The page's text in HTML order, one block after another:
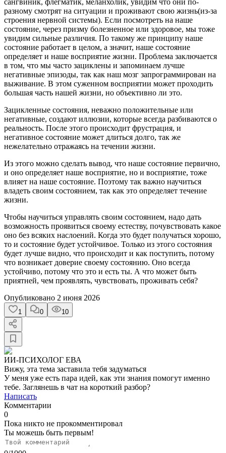
разному смотрят на ситуации и проживают свою жизнь(из-за
строения нервной системы). Если посмотреть на наше
состояние, через призму болезненное или здоровое, мы тоже
увидим сильные различия. По такому же принципу наше
состояние работает в целом, а значит, наше состояние
определяет и наше восприятие жизни. Проблема заключается
в том, что мы часто зациклены и запоминаем лучше
негативные эпизоды, так как наш мозг запрограммирован на
выживание. В этом суженном восприятии может проходить
большая часть нашей жизни, но объективно ли это.
Зацикленные состояния, неважно положительные или
негативные, создают иллюзии, которые всегда разбиваются о
реальность. После этого происходит фрустрация, и
негативное состояние может длиться долго, так же
нежелательно отражаясь на течении жизни.
Из этого можно сделать вывод, что наше состояние первично,
и оно определяет наше восприятие, но и восприятие, тоже
влияет на наше состояние. Поэтому так важно научиться
владеть своим состоянием, так как это определяет течение
жизни.
Чтобы научиться управлять своим состоянием, надо дать
возможность проявиться своему естеству, почувствовать какое
оно без всяких наслоений. Когда это будет получаться хорошо,
то и состояние будет устойчивое. Только из этого состояния
будет лучше видно, что происходит и как поступить, потому
что возникает доверие своему состоянию. Оно всегда
устойчиво, потому что это и есть ты. А что может быть
приятней, чем проявлять, чувствовать, проживать себя?
Опубликовано 2 июня 2026
1 0 10
ИИ-ПСИХОЛОГ ЕВА
Вижу, эта тема заставила тебя задуматься
У меня уже есть пара идей, как эти знания помогут именно
тебе. Заглянешь в чат на короткий разбор?
Написать
Комментарии
0
Пока никто не прокомментировал
Ты можешь быть первым!